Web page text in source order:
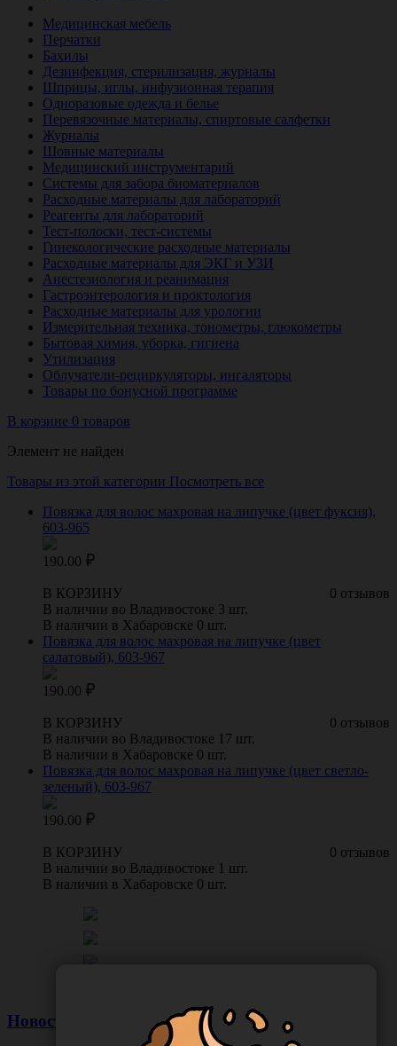
Медицинская мебель
Перчатки
Бахилы
Дезинфекция, стерилизация, журналы
Шприцы, иглы, инфузионная терапия
Одноразовые одежда и белье
Перевязочные материалы, спиртовые салфетки
Журналы
Шовные материалы
Медицинский инструментарий
Системы для забора биоматериалов
Расходные материалы для лабораторий
Реагенты для лабораторий
Тест-полоски, тест-системы
Гинекологические расходные материалы
Расходные материалы для ЭКГ и УЗИ
Анестезиология и реанимация
Гастроэнтерология и проктология
Расходные материалы для урологии
Измерительная техника, тонометры, глюкометры
Бытовая химия, уборка, гигиена
Утилизация
Облучатели-рециркуляторы, ингаляторы
Товары по бонусной программе
В корзине 0 товаров
Элемент не найден
Товары из этой категории Посмотреть все
Повязка для волос махровая на липучке (цвет фуксия),
603-965
190.00
0 отзывов
В КОРЗИНУ
В наличии во Владивостоке 3 шт.
В наличии в Хабаровске 0 шт.
Повязка для волос махровая на липучке (цвет
салатовый), 603-967
190.00
0 отзывов
В КОРЗИНУ
В наличии во Владивостоке 17 шт.
В наличии в Хабаровске 0 шт.
Повязка для волос махровая на липучке (цвет светло-
зеленый), 603-967
190.00
0 отзывов
В КОРЗИНУ
В наличии во Владивостоке 1 шт.
В наличии в Хабаровске 0 шт.
Новости